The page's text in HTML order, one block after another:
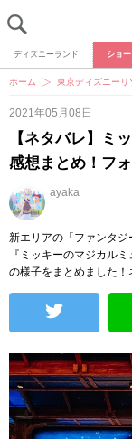
ディズニーランド ショ
ホーム 東京ディズニーリ
2021年05月08日
【ネタバレ】ミ
感想まとめ！フ
ayaka
新エリアの「ファンタ
『ミッキーのマジカル
の様子をまとめました！